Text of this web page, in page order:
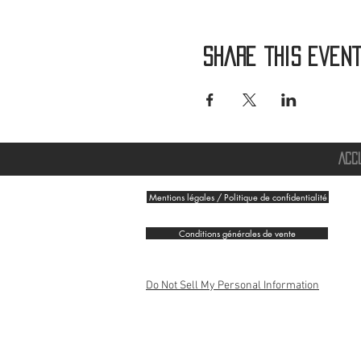
Share this event
Conditions générales de vente
Do Not Sell My Personal Information
Mentions légales / Politique de confidentialité